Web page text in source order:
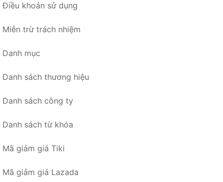
Điều khoản sử dụng
Miễn trừ trách nhiệm
Danh mục
Danh sách thương hiệu
Danh sách công ty
Danh sách từ khóa
Mã giảm giá Tiki
Mã giảm giá Lazada